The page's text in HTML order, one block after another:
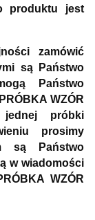
produktu jest
zamówić
są Państwo
Państwo
WZÓR
próbki
prosimy
są Państwo
w wiadomości
WZÓR